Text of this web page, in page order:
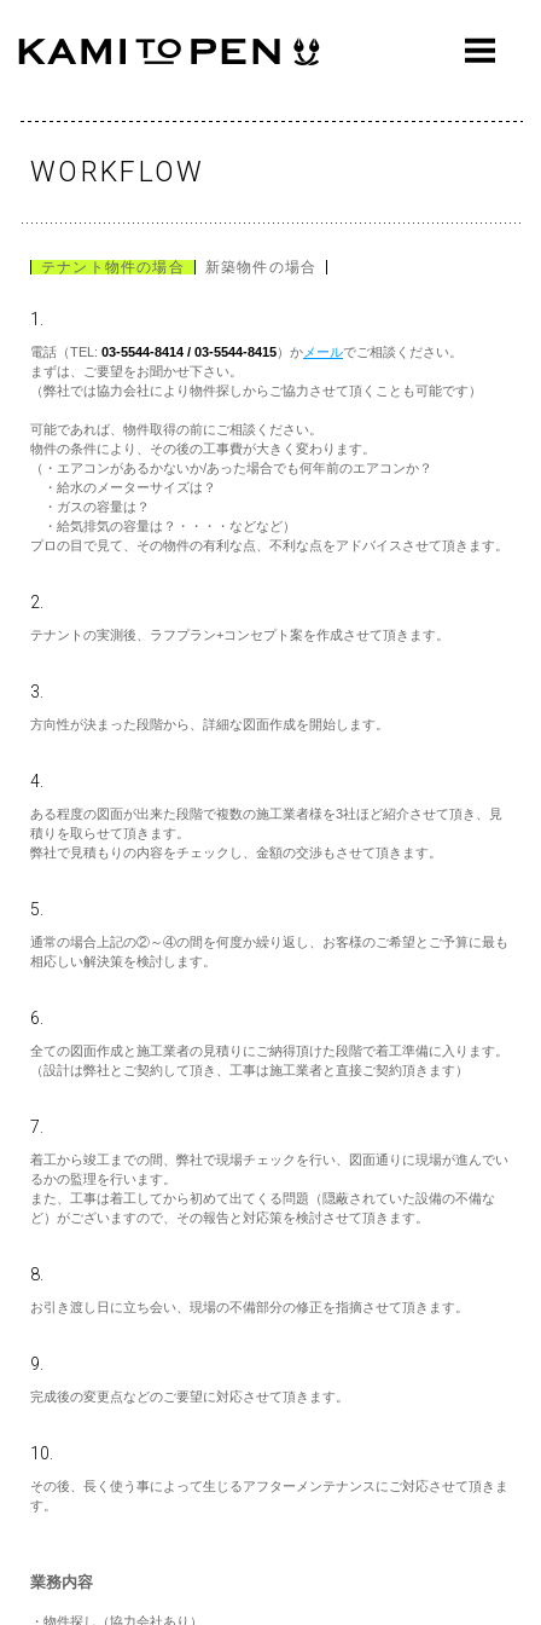
ABOUT
PRESS
WORKFLOW
CONTACT
OFFICE
JP
WORKFLOW
テナント物件の場合 新築物件の場合
1.
電話（TEL: 03-5544-8414 / 03-5544-8415）か メールでご相談ください。
まずは、ご要望をお聞かせ下さい。
（弊社では協力会社により物件探しからご協力させて頂くことも可能です）
可能であれば、物件取得の前にご相談ください。
物件の条件により、その後の工事費が大きく変わります。
（・エアコンがあるかないか/あった場合でも何年前のエアコンか？
・給水のメーターサイズは？
・ガスの容量は？
・給気排気の容量は？・・・・などなど）
プロの目で見て、その物件の有利な点、不利な点をアドバイスさせて頂きます。
2.
テナントの実測後、ラフプラン+コンセプト案を作成させて頂きます。
3.
方向性が決まった段階から、詳細な図面作成を開始します。
4.
ある程度の図面が出来た段階で複数の施工業者様を3社ほど紹介させて頂き、見
積りを取らせて頂きます。
弊社で見積もりの内容をチェックし、金額の交渉もさせて頂きます。
5.
通常の場合上記の②～④の間を何度か繰り返し、お客様のご希望とご予算に最も
相応しい解決策を検討します。
6.
全ての図面作成と施工業者の見積りにご納得頂けた段階で着工準備に入ります。
（設計は弊社とご契約して頂き、工事は施工業者と直接ご契約頂きます）
7.
着工から竣工までの間、弊社で現場チェックを行い、図面通りに現場が進んでい
るかの監理を行います。
また、工事は着工してから初めて出てくる問題（隠蔽されていた設備の不備な
ど）がございますので、その報告と対応策を検討させて頂きます。
8.
お引き渡し日に立ち会い、現場の不備部分の修正を指摘させて頂きます。
9.
完成後の変更点などのご要望に対応させて頂きます。
10.
その後、長く使う事によって生じるアフターメンテナンスにご対応させて頂きま
す。
業務内容
・物件探し（協力会社あり）